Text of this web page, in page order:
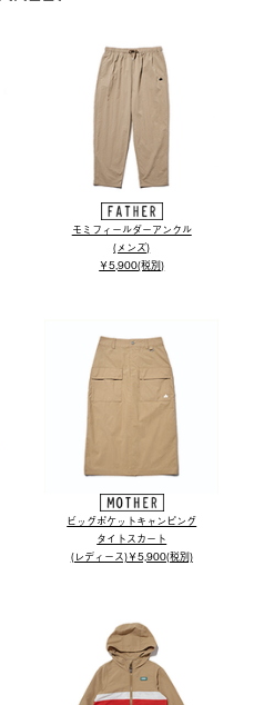
モミフィールダーアンクル
(メンズ)
￥5,900(税別)
ビッグポケットキャンピング
タイトスカート
(レディース)￥5,900(税別)